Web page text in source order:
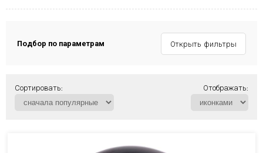
Подбор по параметрам Открыть фильтры
Сортировать: Отображать: